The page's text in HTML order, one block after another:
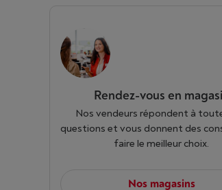
Rendez-vous en
Nos vendeurs répondent à
questions et vous donnent des
faire le meilleur choix.
Nos magasins